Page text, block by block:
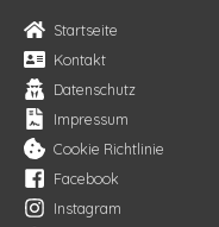
Startseite
Kontakt
Datenschutz
Impressum
Cookie Richtlinie
Facebook
Instagram